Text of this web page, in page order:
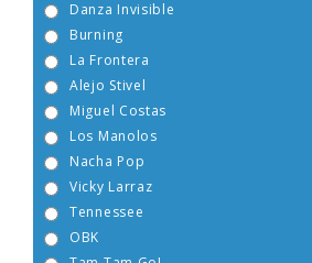
Burning
Alejo Stivel
Miguel Costas
Nacha Pop
Vicky Larraz